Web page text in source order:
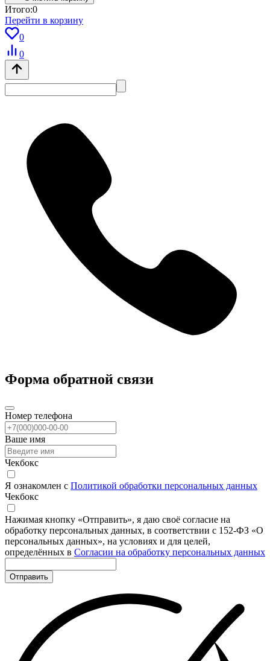
Итого:0
Перейти в корзину
0
0
Форма обратной связи
Номер телефона
Ваше имя
Чекбокс
Я ознакомлен с Политикой обработки персональных данных
Чекбокс
Нажимая кнопку «Отправить», я даю своё согласие на
обработку персональных данных, в соответствии с 152-ФЗ «О
персональных данных», на условиях и для целей,
определённых в Согласии на обработку персональных данных
Отправить